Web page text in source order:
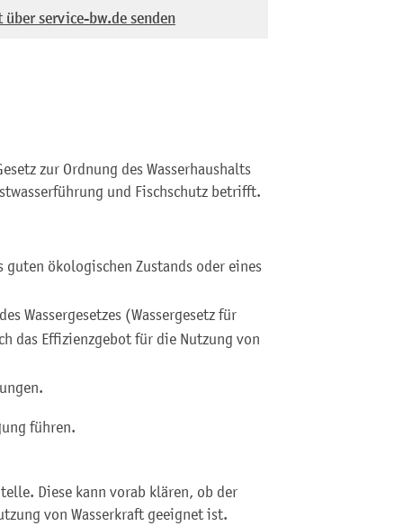
service-bw.de senden
zur Ordnung des Wasserhaushalts
und Fischschutz betrifft.
ökologischen Zustands oder eines
Wassergesetzes (Wassergesetz für
das Effizienzgebot für die Nutzung von
führen.
Diese kann vorab klären, ob der
von Wasserkraft geeignet ist.